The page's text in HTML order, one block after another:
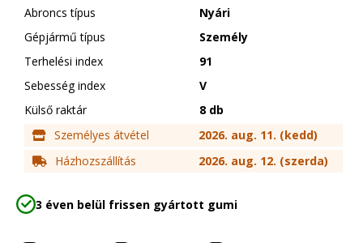
Abroncs típus
Nyári
Gépjármű típus
Személy
Terhelési index
91
Sebesség index
V
Külső raktár
8 db
Személyes átvétel
2026. aug. 11. (kedd)
Házhozszállítás
2026. aug. 12. (szerda)
3 éven belül frissen gyártott gumi